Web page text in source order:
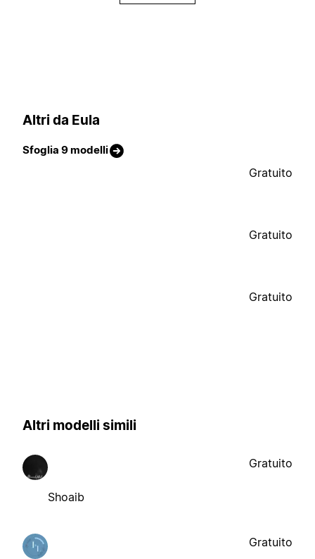
Altri da Eula
Sfoglia 9 modelli
Gratuito
Gratuito
Gratuito
Altri modelli simili
Shoaib
Gratuito
Gratuito